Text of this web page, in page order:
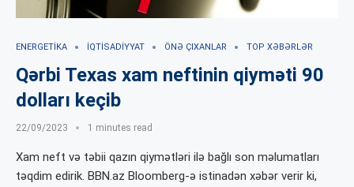
ENERGETIKA İQTISADIYYAT ÖNƏ ÇIXANLAR TOP XƏBƏRLƏR
Qərbi Texas xam neftinin qiyməti 90
dolları keçib
22/09/2023 1 minutes read
Xam neft və təbii qazın qiymətləri ilə bağlı son məlumatları
təqdim edirik. BBN.az Bloomberg-ə istinadən xəbər verir ki,